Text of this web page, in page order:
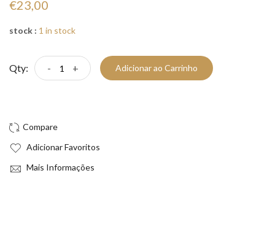
€23,00
stock : 1 in stock
Qty: - + Adicionar ao Carrinho
Adicionar Favoritos
Mais Informações